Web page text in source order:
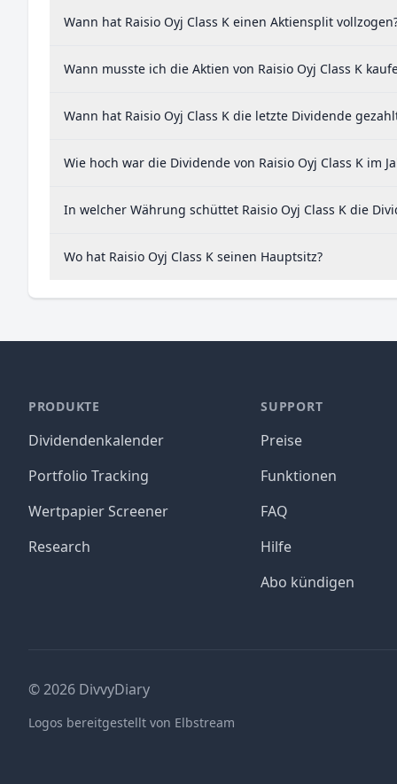
Wann hat Raisio Oyj Class K einen Aktiensplit
Wann musste ich die Aktien von Raisio Oyj Class K
Wann hat Raisio Oyj Class K die letzte Dividende
Wie hoch war die Dividende von Raisio Oyj Class K im
In welcher Währung schüttet Raisio Oyj Class K die
Wo hat Raisio Oyj Class K seinen Hauptsitz?
PRODUKTE
Dividendenkalender
Portfolio Tracking
Wertpapier Screener
Research
SUPPORT
Preise
Funktionen
FAQ
Hilfe
Abo kündigen
©2026 DivvyDiary
Logos bereitgestellt von Elbstream